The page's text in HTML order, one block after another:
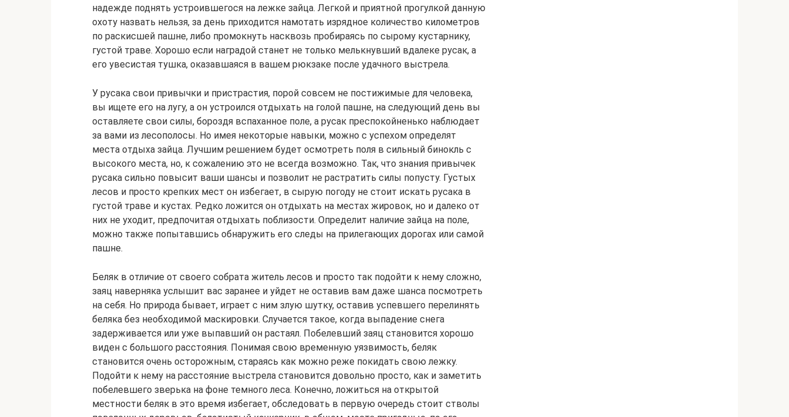
надежде поднять устроившегося на лежке зайца. Легкой и приятной прогулкой данную
охоту назвать нельзя, за день приходится намотать изрядное количество километров
по раскисшей пашне, либо промокнуть насквозь пробираясь по сырому кустарнику,
густой траве. Хорошо если наградой станет не только мелькнувший вдалеке русак, а
его увесистая тушка, оказавшаяся в вашем рюкзаке после удачного выстрела.
У русака свои привычки и пристрастия, порой совсем не постижимые для человека,
вы ищете его на лугу, а он устроился отдыхать на голой пашне, на следующий день вы
оставляете свои силы, бороздя вспаханное поле, а русак преспокойненько наблюдает
за вами из лесополосы. Но имея некоторые навыки, можно с успехом определят
места отдыха зайца. Лучшим решением будет осмотреть поля в сильный бинокль с
высокого места, но, к сожалению это не всегда возможно. Так, что знания привычек
русака сильно повысит ваши шансы и позволит не растратить силы попусту. Густых
лесов и просто крепких мест он избегает, в сырую погоду не стоит искать русака в
густой траве и кустах. Редко ложится он отдыхать на местах жировок, но и далеко от
них не уходит, предпочитая отдыхать поблизости. Определит наличие зайца на поле,
можно также попытавшись обнаружить его следы на прилегающих дорогах или самой
пашне.
Беляк в отличие от своего собрата житель лесов и просто так подойти к нему сложно,
заяц наверняка услышит вас заранее и уйдет не оставив вам даже шанса посмотреть
на себя. Но природа бывает, играет с ним злую шутку, оставив успевшего перелинять
беляка без необходимой маскировки. Случается такое, когда выпадение снега
задерживается или уже выпавший он растаял. Побелевший заяц становится хорошо
виден с большого расстояния. Понимая свою временную уязвимость, беляк
становится очень осторожным, стараясь как можно реже покидать свою лежку.
Подойти к нему на расстояние выстрела становится довольно просто, как и заметить
побелевшего зверька на фоне темного леса. Конечно, ложиться на открытой
местности беляк в это время избегает, обследовать в первую очередь стоит стволы